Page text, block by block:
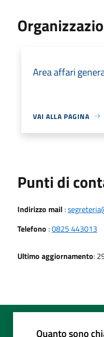
Area affari
VAI ALLA PAGINA
Punti di
Indirizzo mail :
Telefono :0825 443013
Ultimo aggiornamento:
Quanto sono